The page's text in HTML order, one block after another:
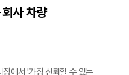
향을 받는다. 이는 미국 시장
셀 결함에서 비롯되었다. 지프는
에 발생했던 것과 동일한 종류의
사 차량
에서 '가장 신뢰할 수 있는